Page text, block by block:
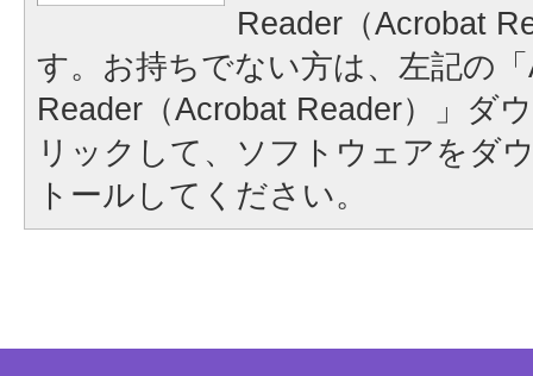
Reader（Acrobat
す。お持ちでない方は、左記の
Reader（Acrobat Reader）」ダ
リックして、ソフトウェアをダ
トールしてください。